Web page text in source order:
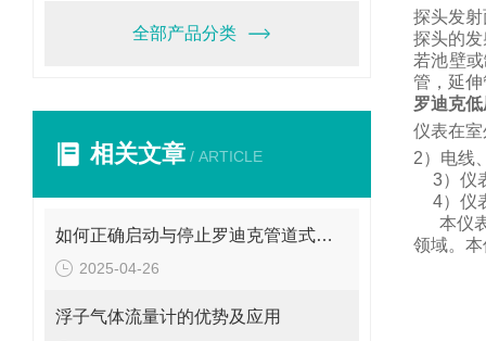
全部产品分类
相关文章 / ARTICLE
如何正确启动与停止罗迪克管道式流量计？操作要点要牢记
2025-04-26
浮子气体流量计的优势及应用
探头发
探头的
若池壁
管， 延
罗迪克
仪表在
2）电线
3）仪
4）仪
本仪
领域。 本